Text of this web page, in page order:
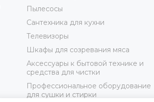
Пылесосы
Сантехника для кухни
Телевизоры
Шкафы для созревания мяса
Аксессуары к бытовой технике и
средства для чистки
Профессиональное оборудование
для сушки и стирки